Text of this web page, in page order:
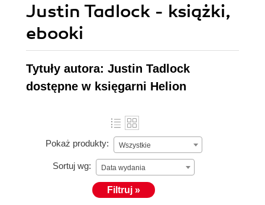
Justin Tadlock - książki,
ebooki
Tytuły autora: Justin Tadlock
dostępne w księgarni Helion
Pokaż produkty: Wszystkie
Sortuj wg: Data wydania
Filtruj »